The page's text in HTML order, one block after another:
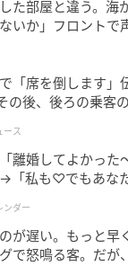
いこうと思いま
時の情報であり
の内容は個人の
／40代女性。
マザー。30代ま
り。40代初期は
そこモテたりで
り加齢の現実を
した部屋と違う。海
いか」フロントで
「席を倒します」
後、後ろの乗客の
ース
離婚してよかった
「私も♡でもあな
ンダー
のが遅い。もっと早
で怒鳴る客。だが